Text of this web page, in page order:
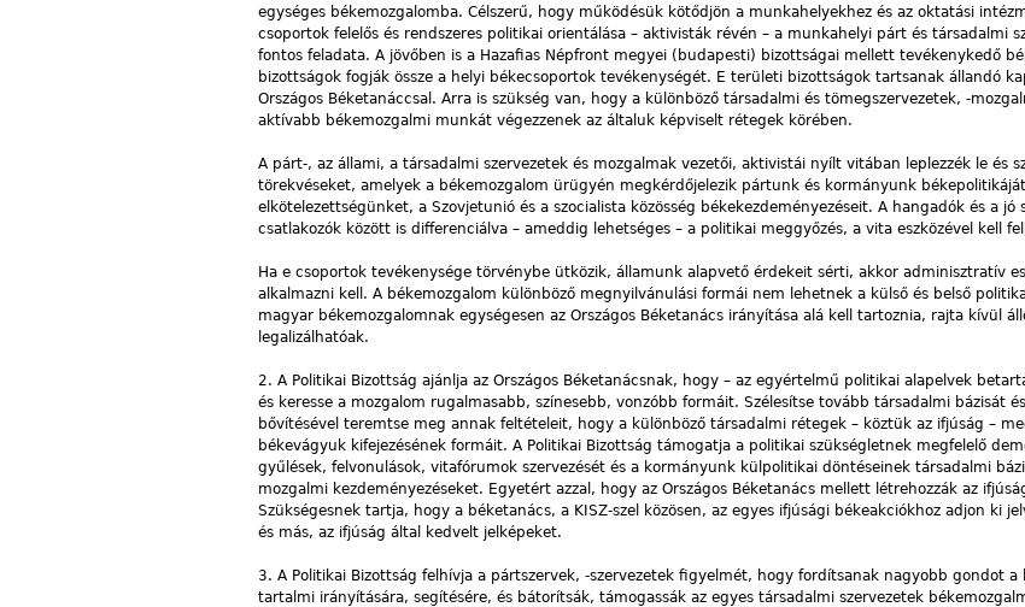
egységes békemozgalomba. Célszerű, hogy működésük kötődjön a munkahelyekhez és az oktatási
csoportok felelős és rendszeres politikai orientálása – aktivisták révén – a munkahelyi párt és társadalmi
fontos feladata. A jövőben is a Hazafias Népfront megyei (budapesti) bizottságai mellett tevékenykedő
bizottságok fogják össze a helyi békecsoportok tevékenységét. E területi bizottságok tartsanak állandó
Országos Béketanáccsal. Arra is szükség van, hogy a különböző társadalmi és tömegszervezetek, -
aktívabb békemozgalmi munkát végezzenek az általuk képviselt rétegek körében.
A párt-, az állami, a társadalmi szervezetek és mozgalmak vezetői, aktivistái nyílt vitában leplezzék le és
törekvéseket, amelyek a békemozgalom ürügyén megkérdőjelezik pártunk és kormányunk
elkötelezettségünket, a Szovjetunió és a szocialista közösség békekezdeményezéseit. A hangadók és a jó
csatlakozók között is differenciálva – ameddig lehetséges – a politikai meggyőzés, a vita eszközével kell
Ha e csoportok tevékenysége törvénybe ütközik, államunk alapvető érdekeit sérti, akkor adminisztratív
alkalmazni kell. A békemozgalom különböző megnyilvánulási formái nem lehetnek a külső és belső
magyar békemozgalomnak egységesen az Országos Béketanács irányítása alá kell tartoznia, rajta kívül
legalizálhatóak.
2. A Politikai Bizottság ajánlja az Országos Béketanácsnak, hogy – az egyértelmű politikai alapelvek
és keresse a mozgalom rugalmasabb, színesebb, vonzóbb formáit. Szélesítse tovább társadalmi bázisát
bővítésével teremtse meg annak feltételeit, hogy a különböző társadalmi rétegek – köztük az ifjúság –
békevágyuk kifejezésének formáit. A Politikai Bizottság támogatja a politikai szükségletnek megfelelő
gyűlések, felvonulások, vitafórumok szervezését és a kormányunk külpolitikai döntéseinek társadalmi
mozgalmi kezdeményezéseket. Egyetért azzal, hogy az Országos Béketanács mellett létrehozzák az
Szükségesnek tartja, hogy a béketanács, a KISZ-szel közösen, az egyes ifjúsági békeakciókhoz adjon ki
és más, az ifjúság által kedvelt jelképeket.
3. A Politikai Bizottság felhívja a pártszervek, -szervezetek figyelmét, hogy fordítsanak nagyobb gondot a
tartalmi irányítására, segítésére, és bátorítsák, támogassák az egyes társadalmi szervezetek